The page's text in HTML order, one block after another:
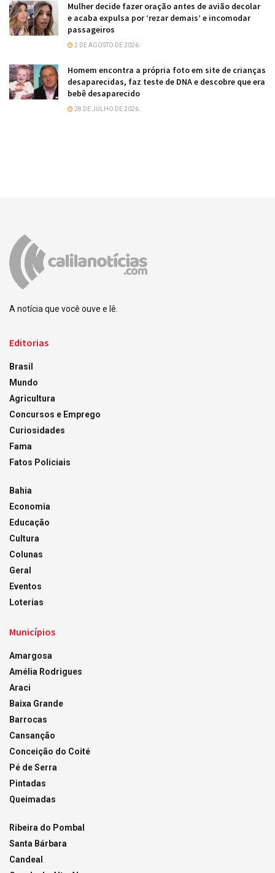
Mulher decide fazer oração antes de avião decolar
e acaba expulsa por ‘rezar demais’ e incomodar
passageiros
2 DE AGOSTO DE 2026
Homem encontra a própria foto em site de crianças
desaparecidas, faz teste de DNA e descobre que era
bebê desaparecido
28 DE JULHO DE 2026
A notícia que você ouve e lê.
Editorias
Brasil
Mundo
Agricultura
Concursos e Emprego
Curiosidades
Fama
Fatos Policiais
Bahia
Economia
Educação
Cultura
Colunas
Geral
Eventos
Loterias
Municípios
Amargosa
Amélia Rodrigues
Araci
Baixa Grande
Barrocas
Cansanção
Conceição do Coité
Pé de Serra
Pintadas
Queimadas
Ribeira do Pombal
Santa Bárbara
Candeal